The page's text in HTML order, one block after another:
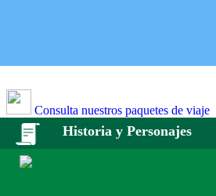
Consulta nuestros paquetes de viaje
Historia y Personajes